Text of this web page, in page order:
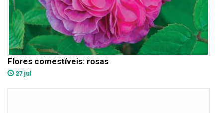
Flores comestíveis: rosas
27 jul